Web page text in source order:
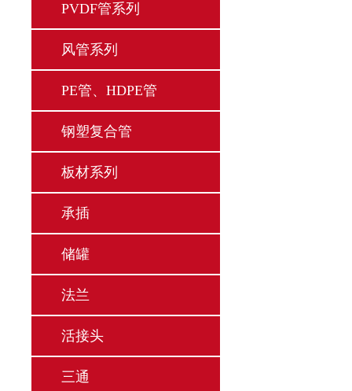
PVDF管系列
风管系列
PE管、HDPE管
钢塑复合管
板材系列
承插
储罐
法兰
活接头
三通